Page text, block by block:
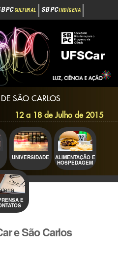
CULTURAL SBPCINDÍGENA
SÃO CARLOS
12 a 18 de Julho de 2015
UNIVERSIDADE ALIMENTAÇÃO E
HOSPEDAGEM
E
e São Carlos